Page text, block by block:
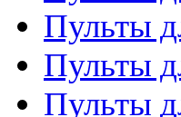
Пульты
Пульты
Пульты